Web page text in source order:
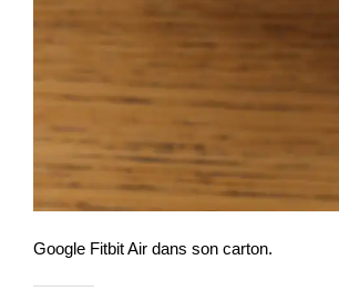
Google Fitbit Air dans son carton.